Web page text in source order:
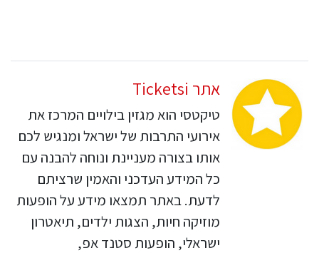
אתר Ticketsi
טיקטסי הוא מגזין בילויים המרכז את
אירועי התרבות של ישראל ומנגיש לכם
אותו בצורה מעניינת ונוחה להבנה עם
כל המידע העדכני והאמין שרציתם
לדעת. באתר תמצאו מידע על הופעות
מוזיקה חיות, הצגות ילדים, תיאטרון
ישראלי, הופעות סטנד אפ,